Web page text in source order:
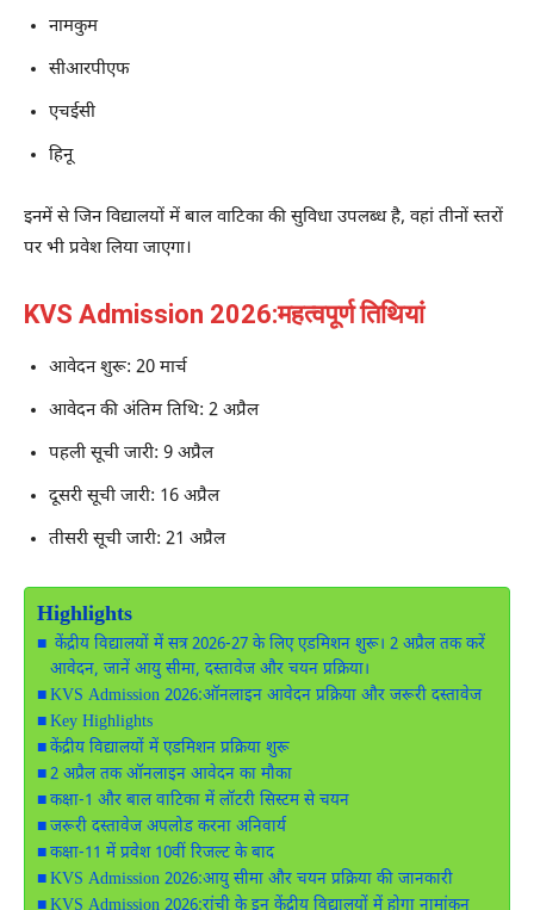
नामकुम
सीआरपीएफ
एचईसी
हिनू
इनमें से जिन विद्यालयों में बाल वाटिका की सुविधा उपलब्ध है, वहां तीनों स्तरों
पर भी प्रवेश लिया जाएगा।
KVS Admission 2026:महत्वपूर्ण तिथियां
आवेदन शुरू: 20 मार्च
आवेदन की अंतिम तिथि: 2 अप्रैल
पहली सूची जारी: 9 अप्रैल
दूसरी सूची जारी: 16 अप्रैल
तीसरी सूची जारी: 21 अप्रैल
Highlights
केंद्रीय विद्यालयों में सत्र 2026-27 के लिए एडमिशन शुरू। 2 अप्रैल तक करें
आवेदन, जानें आयु सीमा, दस्तावेज और चयन प्रक्रिया।
KVS Admission 2026:ऑनलाइन आवेदन प्रक्रिया और जरूरी दस्तावेज
Key Highlights
केंद्रीय विद्यालयों में एडमिशन प्रक्रिया शुरू
2 अप्रैल तक ऑनलाइन आवेदन का मौका
कक्षा-1 और बाल वाटिका में लॉटरी सिस्टम से चयन
जरूरी दस्तावेज अपलोड करना अनिवार्य
कक्षा-11 में प्रवेश 10वीं रिजल्ट के बाद
KVS Admission 2026:आयु सीमा और चयन प्रक्रिया की जानकारी